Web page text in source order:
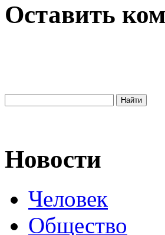
Оставить
Новости
Человек
Общество